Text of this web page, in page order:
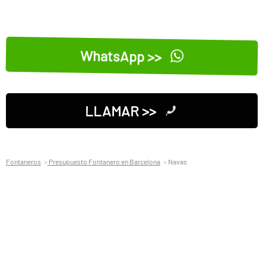
WhatsApp >>
LLAMAR >>
Fontaneros Presupuesto Fontanero en Barcelona Navas